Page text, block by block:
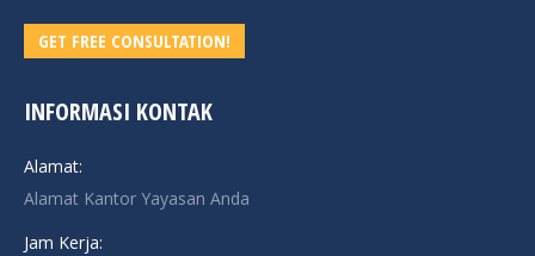
GET FREE CONSULTATION!
INFORMASI KONTAK
Alamat:
Alamat Kantor Yayasan Anda
Jam Kerja: